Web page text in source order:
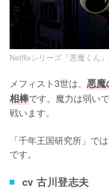
Netflixシリーズ『悪魔くん
メフィスト3世は、 悪魔
相棒です。魔力は弱い
戦います。
「千年王国研究所」で
です。
cv 古川登志夫